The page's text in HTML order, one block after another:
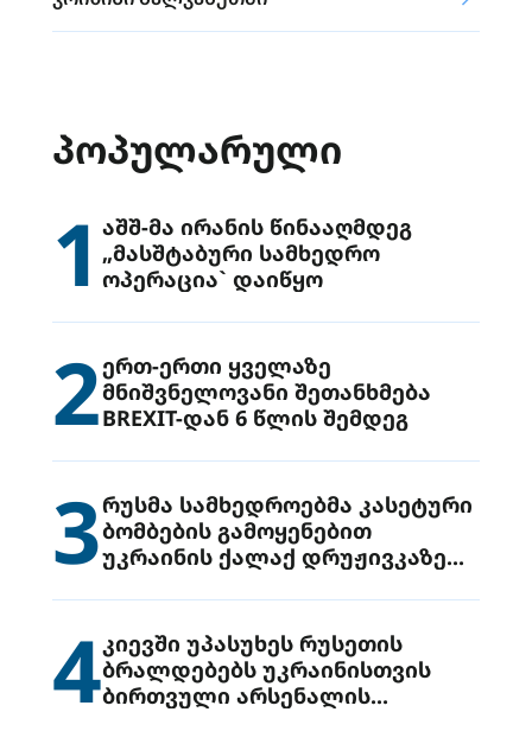
ᲞᲝᲞᲣᲚᲐᲠᲣᲚᲘ
1 აშშ-მა ირანის წინააღმდეგ
„მასშტაბური სამხედრო
ოპერაცია` დაიწყო
2ერთ-ერთი ყველაზე
მნიშვნელოვანი შეთანხმება
BREXIT-დან 6 წლის შემდეგ
3რუსმა სამხედროებმა კასეტური
ბომბების გამოყენებით
უკრაინის ქალაქ დრუჟივკაზე
4კიევში უპასუხეს რუსეთის
ბრალდებებს უკრაინისთვის
ბირთვული არსენალის